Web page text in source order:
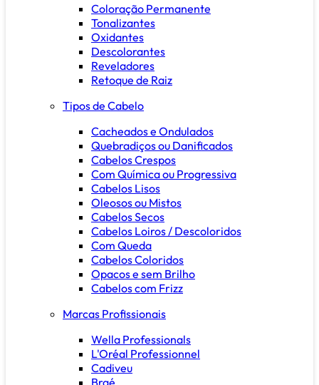
Coloração Permanente
Tonalizantes
Oxidantes
Descolorantes
Reveladores
Retoque de Raiz
Tipos de Cabelo
Cacheados e Ondulados
Quebradiços ou Danificados
Cabelos Crespos
Com Química ou Progressiva
Cabelos Lisos
Oleosos ou Mistos
Cabelos Secos
Cabelos Loiros / Descoloridos
Com Queda
Cabelos Coloridos
Opacos e sem Brilho
Cabelos com Frizz
Marcas Profissionais
Wella Professionals
L'Oréal Professionnel
Cadiveu
Braé